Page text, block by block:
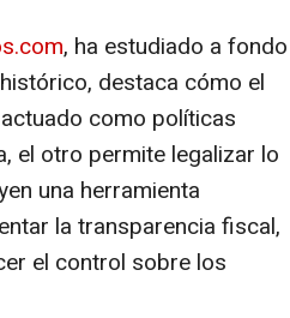
, ha estudiado a fondo
destaca cómo el
como políticas
el otro permite legalizar lo
una herramienta
la transparencia fiscal,
el control sobre los